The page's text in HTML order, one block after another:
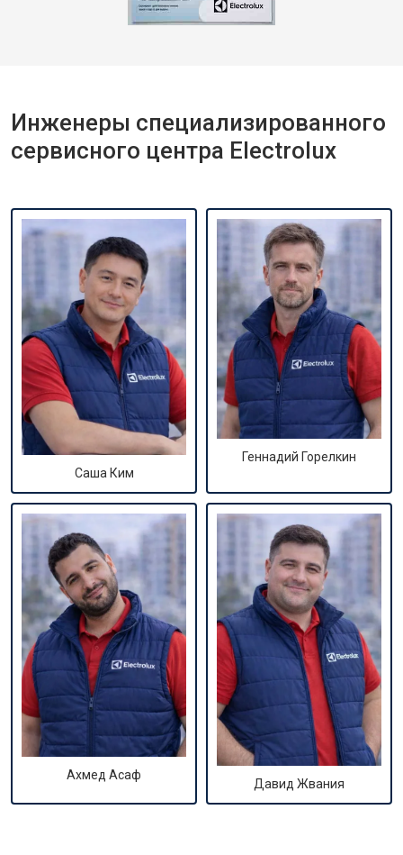
Инженеры специализированного
сервисного центра Electrolux
Саша Ким
Геннадий Горелкин
Ахмед Асаф
Давид Жвания